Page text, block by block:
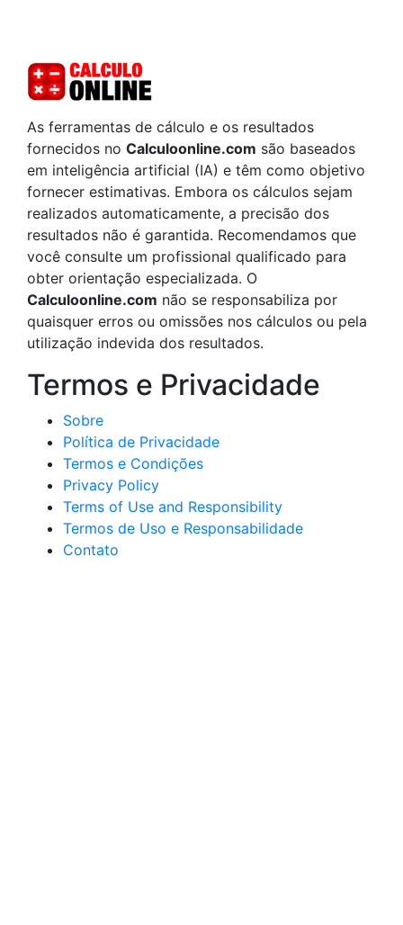
As ferramentas de cálculo e os resultados
fornecidos no Calculoonline.com são baseados
em inteligência artificial (IA) e têm como objetivo
fornecer estimativas. Embora os cálculos sejam
realizados automaticamente, a precisão dos
resultados não é garantida. Recomendamos que
você consulte um profissional qualificado para
obter orientação especializada. O
Calculoonline.com não se responsabiliza por
quaisquer erros ou omissões nos cálculos ou pela
utilização indevida dos resultados.
Termos e Privacidade
Sobre
Política de Privacidade
Termos e Condições
Privacy Policy
Terms of Use and Responsibility
Termos de Uso e Responsabilidade
Contato